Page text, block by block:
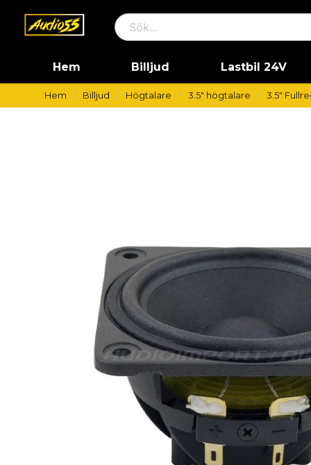
Hem Billjud Lastbil 24V
Hem Billjud Högtalare 3.5" högtalare 3.5"